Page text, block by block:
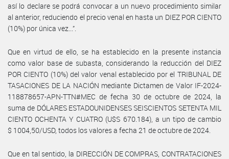
así lo declare se podrá convocar a un nuevo procedimiento similar
al anterior, reduciendo el precio venal en hasta un DIEZ POR CIENTO
(10%) por única vez...”.
Que en virtud de ello, se ha establecido en la presente instancia
como valor base de subasta, considerando la reducción del DIEZ
POR CIENTO (10%) del valor venal establecido por el TRIBUNAL DE
TASACIONES DE LA NACIÓN mediante Dictamen de Valor IF-2024-
118878657-APN-TTN#MEC de fecha 30 de octubre de 2024, la
suma de DÓLARES ESTADOUNIDENSES SEISCIENTOS SETENTA MIL
CIENTO OCHENTA Y CUATRO (U$S 670.184), a un tipo de cambio
$ 1004,50/USD, todos los valores a fecha 21 de octubre de 2024.
Que en tal sentido, la DIRECCIÓN DE COMPRAS, CONTRATACIONES